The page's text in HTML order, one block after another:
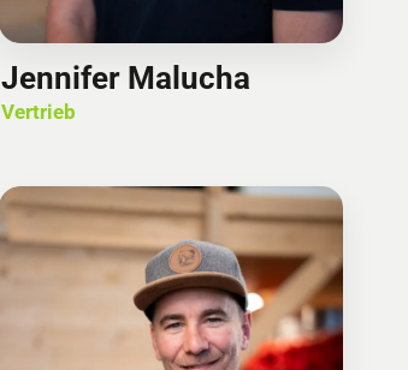
Jennifer Malucha
Vertrieb